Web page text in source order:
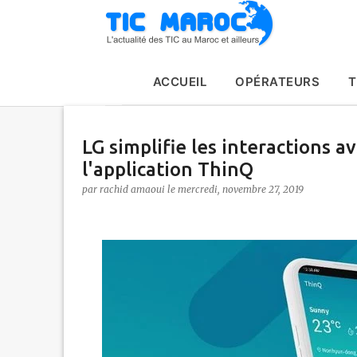
ACCUEIL OPÉRATEURS
LG simplifie les interactions
l'application ThinQ
par rachid amaoui le mercredi, novembre 27, 2019